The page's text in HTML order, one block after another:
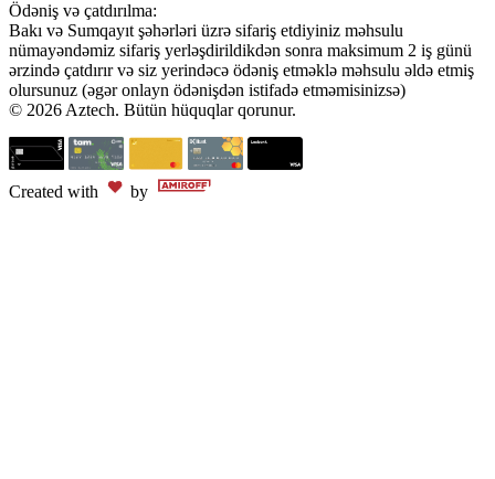
Ödəniş və çatdırılma:
Bakı və Sumqayıt şəhərləri üzrə sifariş etdiyiniz məhsulu
nümayəndəmiz sifariş yerləşdirildikdən sonra maksimum 2 iş günü
ərzində çatdırır və siz yerindəcə ödəniş etməklə məhsulu əldə etmiş
olursunuz (əgər onlayn ödənişdən istifadə etməmisinizsə)
© 2026 Aztech. Bütün hüquqlar qorunur.
Created with by